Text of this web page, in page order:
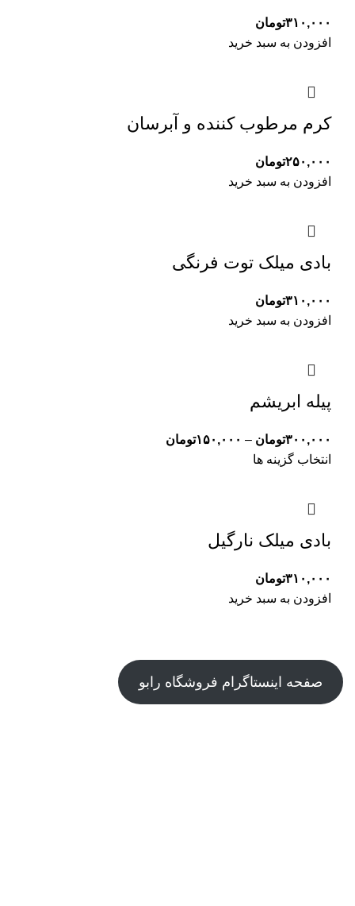
۳۱۰,۰۰۰تومان
افزودن به سبد خرید
کرم مرطوب کننده و آبرسان
۲۵۰,۰۰۰تومان
افزودن به سبد خرید
بادی میلک توت فرنگی
۳۱۰,۰۰۰تومان
افزودن به سبد خرید
پیله ابریشم
۳۰۰,۰۰۰تومان – ۱۵۰,۰۰۰تومان
انتخاب گزینه ها
بادی میلک نارگیل
۳۱۰,۰۰۰تومان
افزودن به سبد خرید
صفحه اینستاگرام فروشگاه رابو